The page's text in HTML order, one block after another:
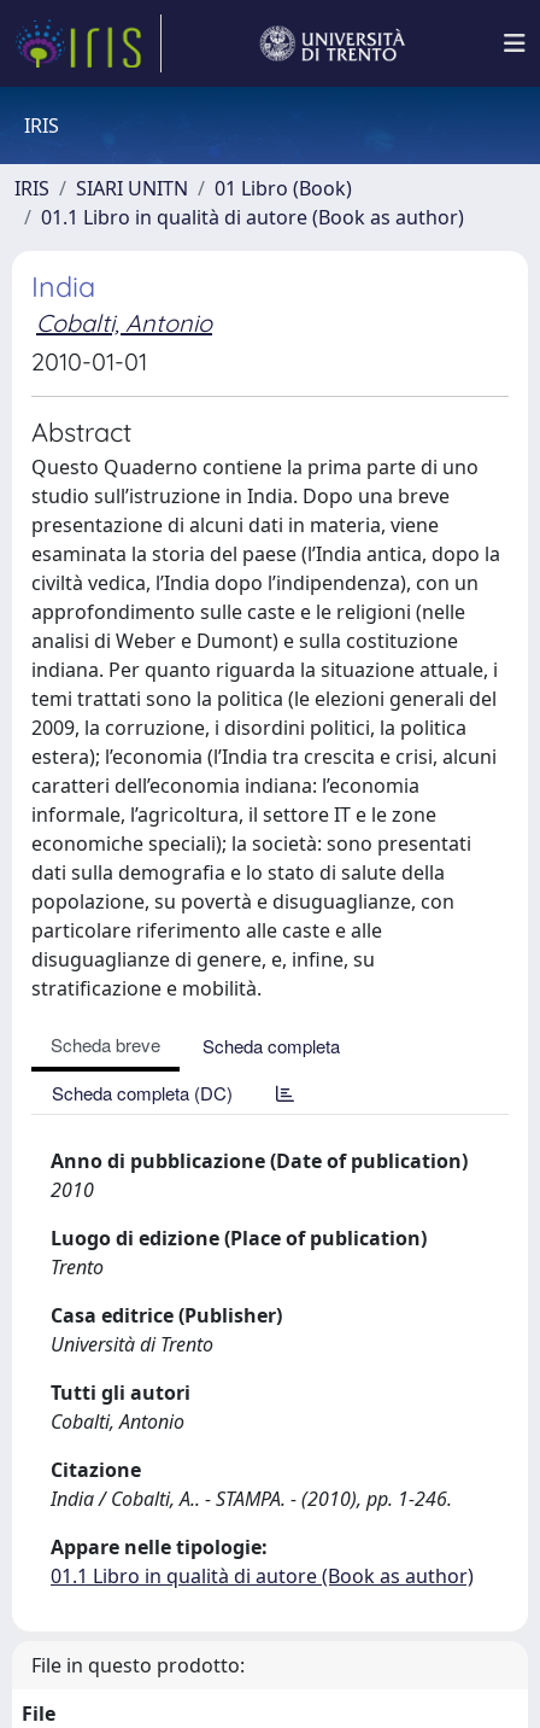
IRIS
IRIS SIARI UNITN
01 Libro (Book)
01.1 Libro in qualità di autore (Book as author)
India
Cobalti, Antonio
2010-01-01
Abstract
Questo Quaderno contiene la prima parte di uno
studio sull’istruzione in India. Dopo una breve
presentazione di alcuni dati in materia, viene
esaminata la storia del paese (l’India antica, dopo la
civiltà vedica, l’India dopo l’indipendenza), con un
approfondimento sulle caste e le religioni (nelle
analisi di Weber e Dumont) e sulla costituzione
indiana. Per quanto riguarda la situazione attuale, i
temi trattati sono la politica (le elezioni generali del
2009, la corruzione, i disordini politici, la politica
estera); l’economia (l’India tra crescita e crisi, alcuni
caratteri dell’economia indiana: l’economia
informale, l’agricoltura, il settore IT e le zone
economiche speciali); la società: sono presentati
dati sulla demografia e lo stato di salute della
popolazione, su povertà e disuguaglianze, con
particolare riferimento alle caste e alle
disuguaglianze di genere, e, infine, su
stratificazione e mobilità.
Scheda breve
Scheda completa
Scheda completa (DC)
Anno di pubblicazione (Date of publication)
2010
Luogo di edizione (Place of publication)
Trento
Casa editrice (Publisher)
Università di Trento
Tutti gli autori
Cobalti, Antonio
Citazione
India / Cobalti, A.. - STAMPA. - (2010), pp. 1-246.
Appare nelle tipologie:
01.1 Libro in qualità di autore (Book as author)
File in questo prodotto:
File